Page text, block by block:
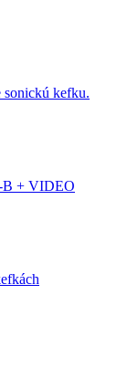
sonickú kefku.
B + VIDEO